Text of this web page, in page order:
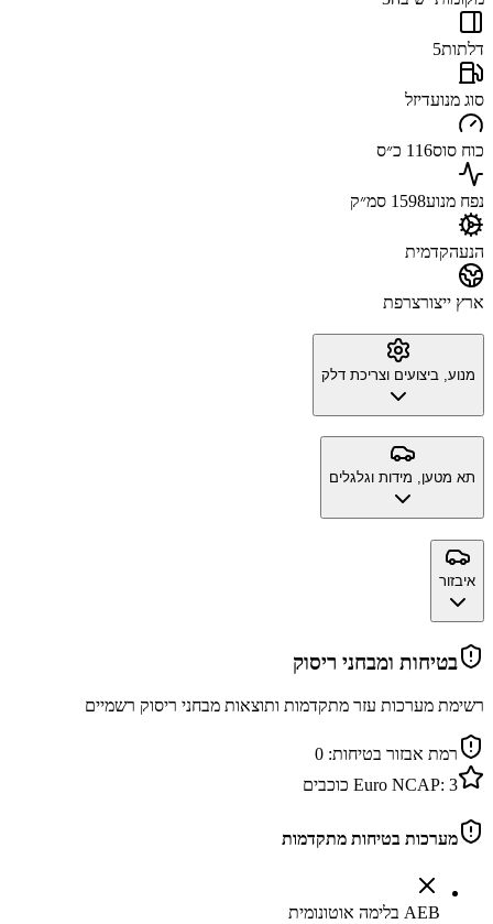
דלתות5
סוג מנועדיזל
כוח סוס116 כ״ס
נפח מנוע1598 סמ״ק
הנעהקדמית
ארץ ייצורצרפת
מנוע, ביצועים וצריכת דלק
תא מטען, מידות וגלגלים
איבזור
בטיחות ומבחני ריסוק
רשימת מערכות עזר מתקדמות ותוצאות מבחני ריסוק רשמיים
רמת אבזור בטיחות: 0
Euro NCAP: 3 כוכבים
מערכות בטיחות מתקדמות
AEB בלימה אוטונומית